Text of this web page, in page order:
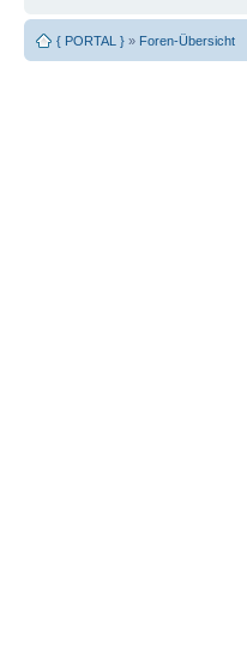
{ PORTAL } » Foren-Übersicht